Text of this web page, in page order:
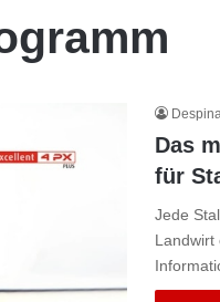
Das
für
Jede
Landwirt